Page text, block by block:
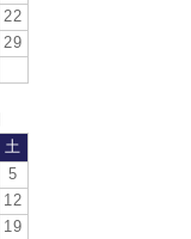
22
29
土
5
12
19